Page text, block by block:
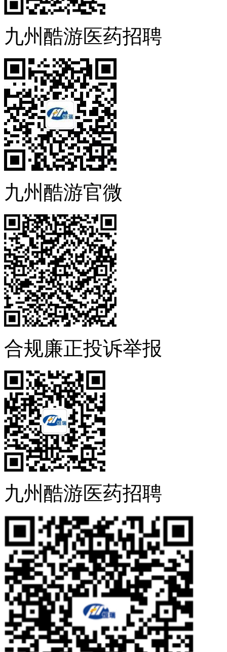
九州酷游医药招聘
九州酷游官微
合规廉正投诉举报
九州酷游医药招聘